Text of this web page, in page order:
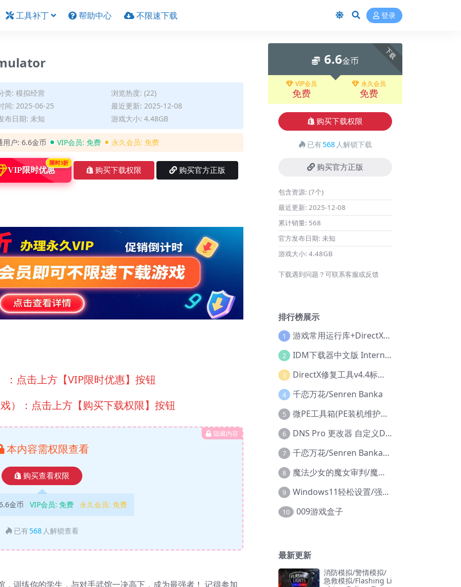
工具补丁 帮助中心 不限速下载 登录
类: 模拟经营
浏览热度: (22)
间: 2025-06-25
最近更新: 2025-12-08
布日期: 未知
游戏大小: 4.48GB
用户: 6.6金币 VIP会员: 免费 永久会员: 免费
VIP限时优惠
限时3折
购买下载权限 购买官方正版
点击上方【VIP限时优惠】按钮
）：点击上方【购买下载权限】按钮
隐藏内容
本内容需权限查看
购买查看权限
金币 VIP会员: 免费 永久会员: 免费
已有 568 人解锁查看
训练你的学生，与对手武馆一决高下，成为最强者！ 记得参加
下载
6.6金币
VIP会员
免费
永久会员
免费
购买下载权限
已有568 人解锁下载
购买官方正版
包含资源: (7个)
最近更新: 2025-12-08
累计销量: 568
官方发布日期: 未知
游戏大小: 4.48GB
下载遇到问题？可联系客服或反馈
排行榜展示
1 游戏常用运行库+DirectX修复增强版
2 IDM下载器中文版 Internet Download Manager v6.42.36 IDM
3 DirectX修复工具v4.4标准版+增强版+在线修复版
4 千恋万花/Senren Banka
5 微PE工具箱(PE装机维护工具) v2.3官方正式版
6 DNS Pro 更改器 自定义DNS修改
7 千恋万花/Senren Banka/安卓版
8 魔法少女的魔女审判/魔法少女ノ魔女裁判
9 Windows11轻松设置/强力禁止WD等/兼容Win10
10 009游戏盒子
最新更新
消防模拟/警情模拟/
急救模拟/Flashing Li